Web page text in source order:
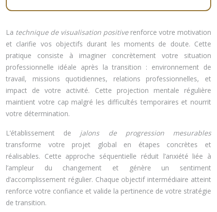
La technique de visualisation positiverenforce votre motivation
et clarifie vos objectifs durant les moments de doute. Cette
pratique consiste à imaginer concrètement votre situation
professionnelle idéale après la transition : environnement de
travail, missions quotidiennes, relations professionnelles, et
impact de votre activité. Cette projection mentale régulière
maintient votre cap malgré les difficultés temporaires et nourrit
votre détermination.
L’établissement de jalons de progression mesurables
transforme votre projet global en étapes concrètes et
réalisables. Cette approche séquentielle réduit l’anxiété liée à
l’ampleur du changement et génère un sentiment
d’accomplissement régulier. Chaque objectif intermédiaire atteint
renforce votre confiance et valide la pertinence de votre stratégie
de transition.